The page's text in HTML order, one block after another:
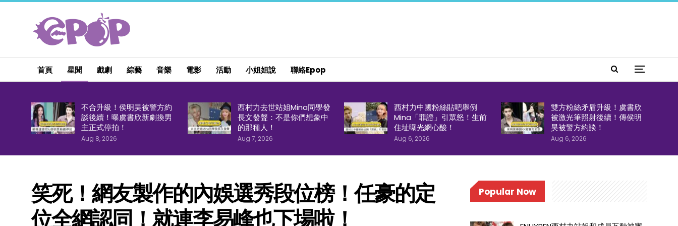
首頁 星聞 戲劇 綜藝 音樂 電影 活動 小姐姐說 聯絡epop
不合升級！侯明昊被警方約
談後續！曝虞書欣新劇換男
主正式停拍！
Aug 8, 2026
西村力去世站姐Mina同學發
長文發聲：不是你們想象中
的那種人！
Aug 7, 2026
西村力中國粉絲貼吧舉例
Mina「罪證」引眾怒！生前
住址曝光網心酸！
Aug 6, 2026
雙方粉絲矛盾升級！虞書欣
被激光筆照射後續！傳侯明
昊被警方約談！
Aug 6, 2026
笑死！網友製作的內娛選秀段位榜！任豪的定
位全網認同！就連李易峰也下場啦！
Popular Now